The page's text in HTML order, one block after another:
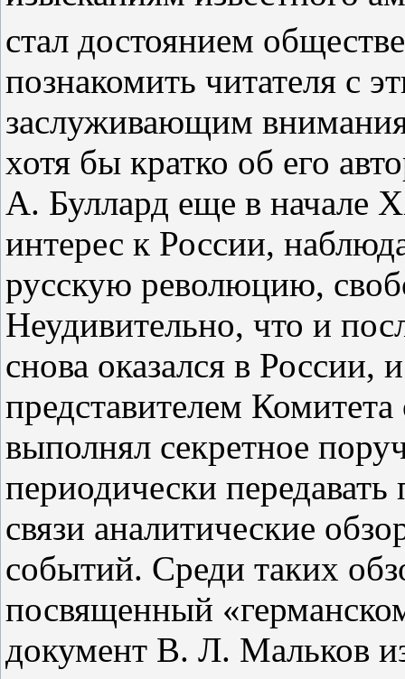
стал достоянием
познакомить читателя с
заслуживающим внимания
хотя бы кратко об его
А. Буллард еще в начале
интерес к России,
русскую революцию,
Неудивительно, что и
снова оказался в России,
представителем
выполнял секретное
периодически
связи аналитические
событий. Среди таких
посвященный
документ В. Л. Мальков